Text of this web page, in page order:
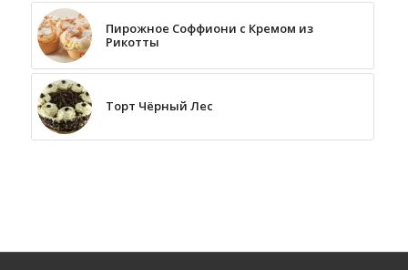
Пирожное Соффиони с Кремом из
Рикотты
Торт Чёрный Лес